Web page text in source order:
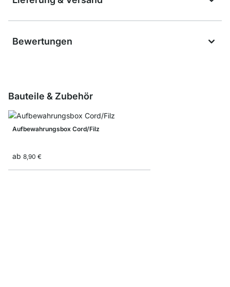
Bewertungen
Bauteile & Zubehör
Aufbewahrungsbox Cord/Filz
ab 8,90 €